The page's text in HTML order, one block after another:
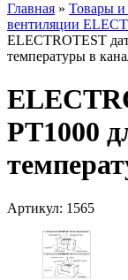
Главная » Товары и
вентиляции
ELECTROTEST
температуры в
PT1000
Артикул: 1565